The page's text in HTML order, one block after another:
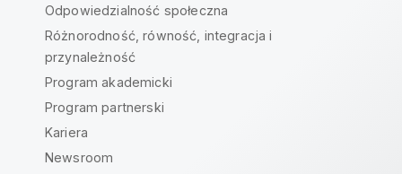
Odpowiedzialność społeczna
Różnorodność, równość, integracja i
przynależność
Program akademicki
Program partnerski
Kariera
Newsroom